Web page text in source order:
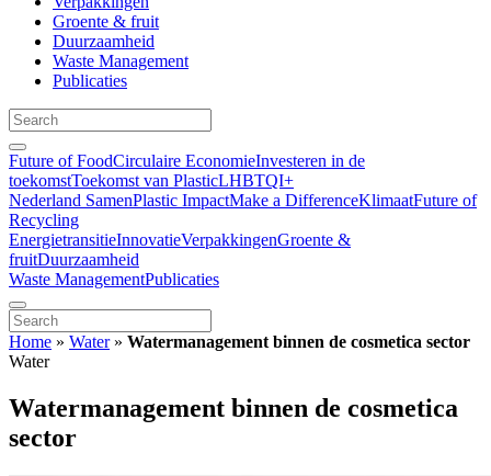
Groente & fruit
Duurzaamheid
Waste Management
Publicaties
Future of FoodCirculaire EconomieInvesteren in de
toekomstToekomst van PlasticLHBTQI+
Nederland SamenPlastic ImpactMake a DifferenceKlimaatFuture of
Recycling
EnergietransitieInnovatieVerpakkingenGroente &
fruitDuurzaamheid
Waste ManagementPublicaties
Home » Water» Watermanagement binnen de cosmetica sector
Water
Watermanagement binnen de cosmetica
sector